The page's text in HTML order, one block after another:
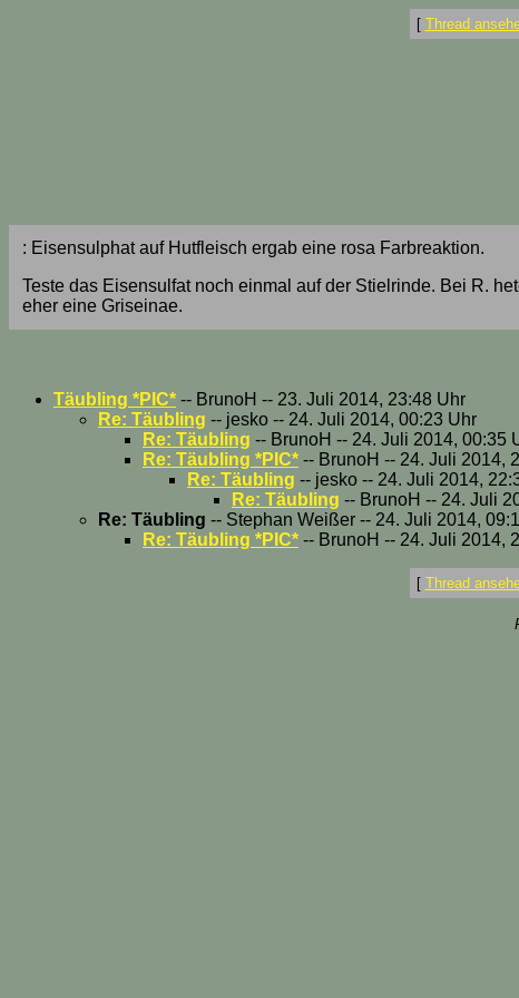
[ Thread
: Eisensulphat auf Hutfleisch ergab eine rosa Farbreaktion.
Teste das Eisensulfat noch einmal auf der Stielrinde. Bei R.
eher eine Griseinae.
Täubling *PIC* -- BrunoH -- 23. Juli 2014, 23:48 Uhr
Re: Täubling -- jesko -- 24. Juli 2014, 00:23 Uhr
Re: Täubling -- BrunoH -- 24. Juli 2014, 00:35
Re: Täubling *PIC* -- BrunoH -- 24. Juli 2014,
Re: Täubling -- jesko -- 24. Juli 2014,
Re: Täubling -- BrunoH -- 24. Juli
Re: Täubling -- Stephan Weißer -- 24. Juli 2014,
Re: Täubling *PIC* -- BrunoH -- 24. Juli 2014,
[ Thread